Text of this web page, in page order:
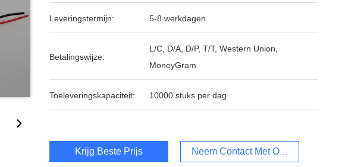
Leveringstermijn: 5-8 werkdagen
Betalingswijze:
L/C, D/A, D/P, T/T, Western Union,
MoneyGram
Toeleveringskapaciteit: 10000 stuks per dag
Krijg Beste Prijs Neem Contact Met Ons Op